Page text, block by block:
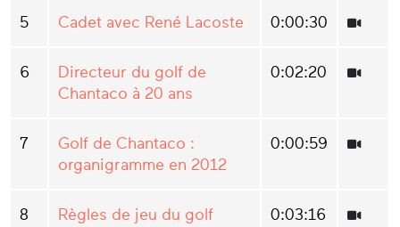
5 Cadet avec René Lacoste 0:00:30
6
Directeur du golf de
Chantaco à 20 ans
0:02:20
7
Golf de Chantaco :
organigramme en 2012
0:00:59
8 Règles de jeu du golf 0:03:16